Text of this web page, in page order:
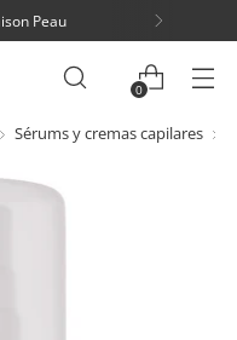
en compras > 60€
0
Sérums y cremas capilares